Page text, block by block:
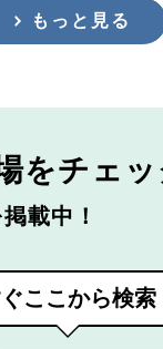
もっと見る
をチェ
載中！
ここから検索